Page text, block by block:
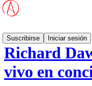
Suscribirse
Iniciar sesión
Richard
vivo en